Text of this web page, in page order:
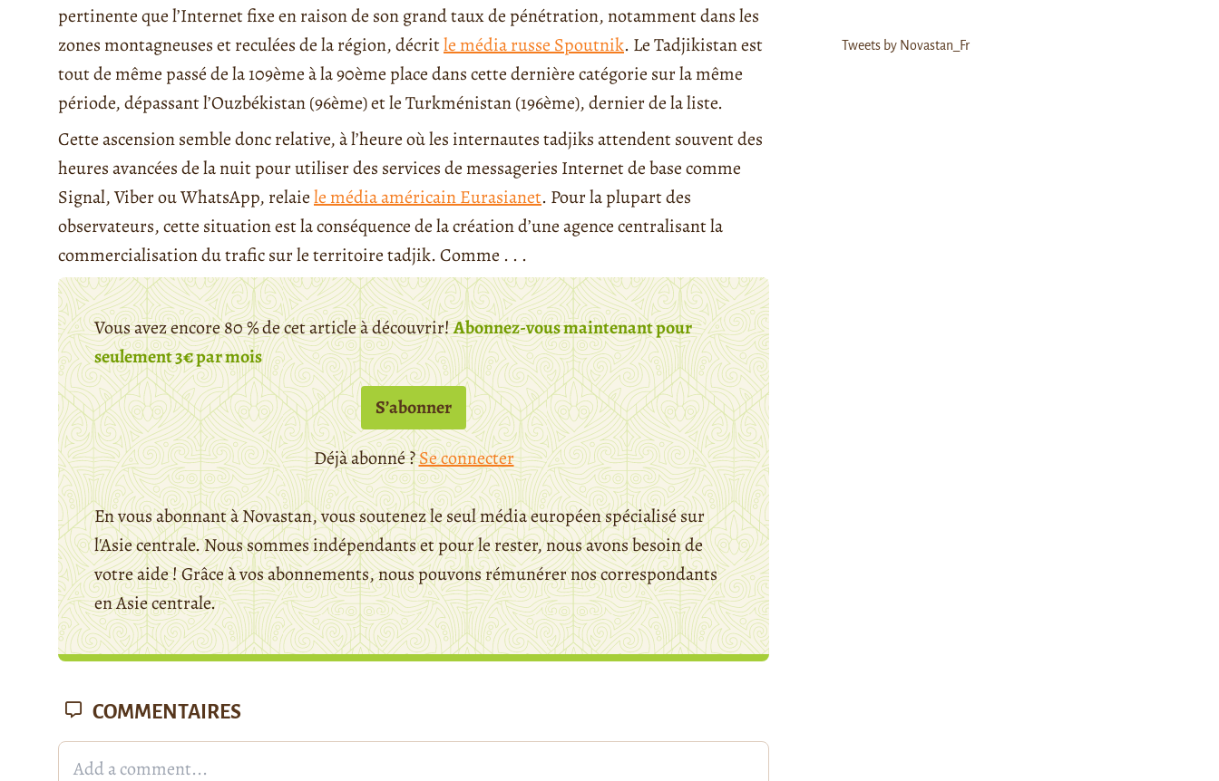
pertinente que l’Internet fixe en raison de son grand taux de pénétration, notamment dans les
zones montagneuses et reculées de la région, décritle média russe Spoutnik. Le Tadjikistan est
tout de même passé de la 109ème à la 90ème place dans cette dernière catégorie sur la même
période, dépassant l’Ouzbékistan (96ème) et le Turkménistan (196ème), dernier de la liste.
Cette ascension semble donc relative, à l’heure où les internautes tadjiks attendent souvent des
heures avancées de la nuit pour utiliser des services de messageries Internet de base comme
Signal, Viber ou WhatsApp, relaiele média américain Eurasianet. Pour la plupart des
observateurs, cette situation est la conséquence de la création d’une agence centralisant la
commercialisation du trafic sur le territoire tadjik. Comme . . .
Vous avez encore 80 % de cet article à découvrir!Abonnez-vous maintenant pour
seulement 3€ par mois
S’abonner
Déjà abonné ?Se connecter
En vous abonnant à Novastan, vous soutenez le seul média européen spécialisé sur
l'Asie centrale. Nous sommes indépendants et pour le rester, nous avons besoin de
votre aide ! Grâce à vos abonnements, nous pouvons rémunérer nos correspondants
en Asie centrale.
Tweets by Novastan_Fr
COMMENTAIRES